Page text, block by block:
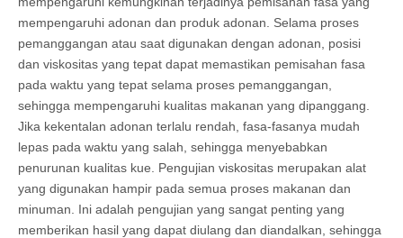
mempengaruhi adonan dan produk adonan. Selama proses
pemanggangan atau saat digunakan dengan adonan, posisi
dan viskositas yang tepat dapat memastikan pemisahan fasa
pada waktu yang tepat selama proses pemanggangan,
sehingga mempengaruhi kualitas makanan yang dipanggang.
Jika kekentalan adonan terlalu rendah, fasa-fasanya mudah
lepas pada waktu yang salah, sehingga menyebabkan
penurunan kualitas kue. Pengujian viskositas merupakan alat
yang digunakan hampir pada semua proses makanan dan
minuman. Ini adalah pengujian yang sangat penting yang
memberikan hasil yang dapat diulang dan diandalkan, sehingga